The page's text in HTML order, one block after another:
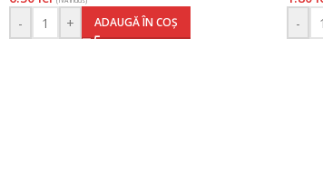
- + ADAUGĂ ÎN COȘ -